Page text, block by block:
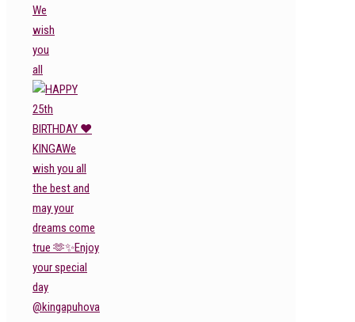
We
wish
you
all